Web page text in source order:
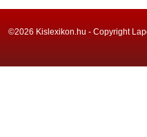
©2026 Kislexikon.hu - Copyright